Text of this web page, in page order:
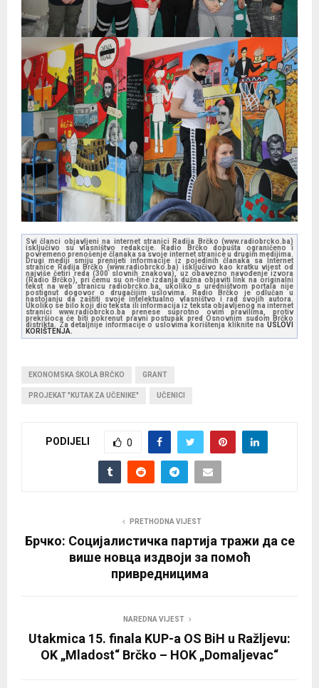
Svi članci objavljeni na internet stranici Radija Brčko (www.radiobrcko.ba)
isključivo su vlasništvo redakcije. Radio Brčko dopušta ograničeno i
povremeno prenošenje članaka sa svoje internet stranice u drugim medijima.
Drugi mediji smiju prenijeti informacije iz pojedinih članaka sa Internet
stranice Radija Brčko (www.radiobrcko.ba) isključivo kao kratku vijest od
najviše četiri reda (300 slovnih znakova), uz obavezno navođenje izvora
(Radio Brčko), pri čemu su on-line izdanja dužna objaviti link na originalni
tekst na web stranicu radiobrcko.ba, ukoliko s uredništvom portala nije
postignut dogovor o drugačijim uslovima. Radio Brčko je odlučan u
nastojanju da zaštiti svoje intelektualno vlasništvo i rad svojih autora.
Ukoliko se bilo koji dio teksta ili informacija iz teksta objavljenog na internet
stranici www.radiobrcko.ba prenese suprotno ovim pravilima, protiv
prekršioca će biti pokrenut pravni postupak pred Osnovnim sudom Brčko
distrikta. Za detaljnije informacije o uslovima korištenja kliknite na USLOVI
KORIŠTENJA.
EKONOMSKA ŠKOLA BRČKO GRANT
PROJEKAT "KUTAK ZA UČENIKE" UČENICI
PODIJELI 0
PRETHODNA VIJEST
Брчко: Социјалистичка партија тражи да се
више новца издвоји за помоћ
привредницима
NAREDNA VIJEST
Utakmica 15. finala KUP-a OS BiH u Ražljevu:
OK „Mladost“ Brčko – HOK „Domaljevac“